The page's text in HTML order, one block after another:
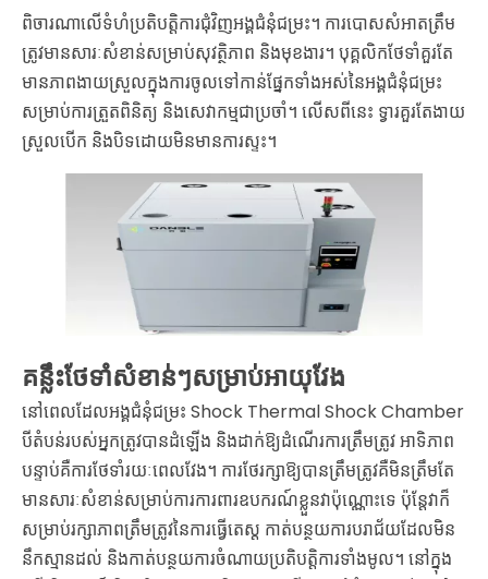
ពិចារណាលើទំហំប្រតិបត្តិការជុំវិញអង្គជំនុំជម្រះ។ ការបោសសំអាតត្រឹម
ត្រូវមានសារៈសំខាន់សម្រាប់សុវត្ថិភាព និងមុខងារ។ បុគ្គលិកថែទាំគួរតែ
មានភាពងាយស្រួលក្នុងការចូលទៅកាន់ផ្នែកទាំងអស់នៃអង្គជំនុំជម្រះ
សម្រាប់ការត្រួតពិនិត្យ និងសេវាកម្មជាប្រចាំ។ លើសពីនេះ ទ្វារគួរតែងាយ
ស្រួលបើក និងបិទដោយមិនមានការស្ទះ។
គន្លឹះថែទាំសំខាន់ៗសម្រាប់អាយុវែង
នៅពេលដែលអង្គជំនុំជម្រះ Shock Thermal Shock Chamber
បីតំបន់របស់អ្នកត្រូវបានដំឡើង និងដាក់ឱ្យដំណើរការត្រឹមត្រូវ អាទិភាព
បន្ទាប់គឺការថែទាំរយៈពេលវែង។ ការថែរក្សាឱ្យបានត្រឹមត្រូវគឺមិនត្រឹមតែ
មានសារៈសំខាន់សម្រាប់ការការពារឧបករណ៍ខ្លួនវាប៉ុណ្ណោះទេ ប៉ុន្តែវាក៏
សម្រាប់រក្សាភាពត្រឹមត្រូវនៃការធ្វើតេស្ត កាត់បន្ថយការបរាជ័យដែលមិន
នឹកស្មានដល់ និងកាត់បន្ថយការចំណាយប្រតិបត្តិការទាំងមូល។ នៅក្នុង